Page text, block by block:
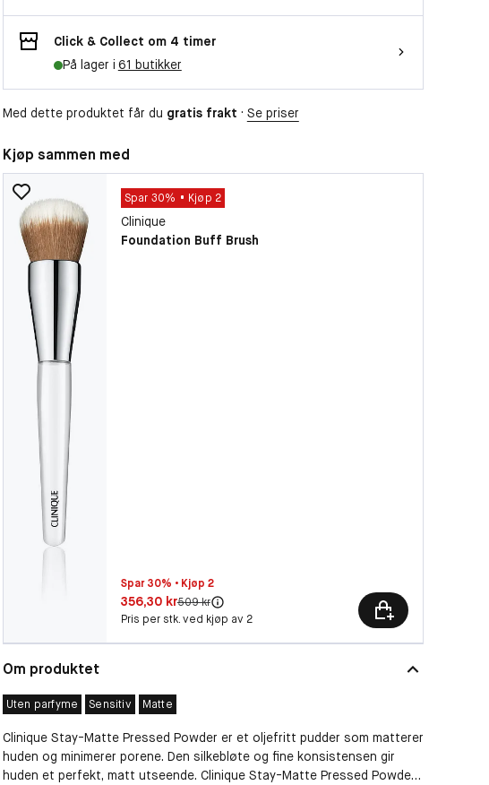
Click & Collect om 4 timer
På lager i 61 butikker
Med dette produktet får du gratis frakt · Se priser
Kjøp sammen med
Spar 30% Kjøp 2
Clinique
Foundation Buff Brush
Spar 30% • Kjøp 2
Pris: 356,30 kr
356,30 krOriginal pris:
509 kr
Pris per stk. ved kjøp av 2
Om produktet
Uten parfyme Sensitiv Matte
Clinique Stay-Matte Pressed Powder er et oljefritt pudder som matterer
huden og minimerer porene. Den silkebløte og fine konsistensen gir
huden et perfekt, matt utseende. Clinique Stay-Matte Pressed Powder